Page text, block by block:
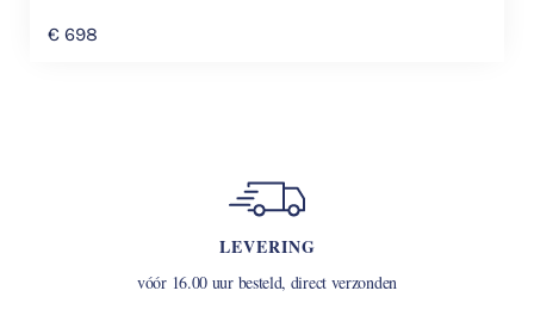
€ 698
LEVERING
vóór 16.00 uur besteld, direct verzonden